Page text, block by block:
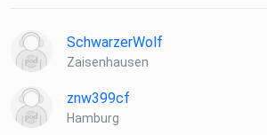
SchwarzerWolf
Zaisenhausen
znw399cf
Hamburg